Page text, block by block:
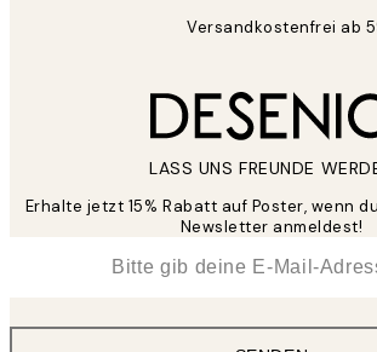
Versandkostenfrei ab
LASS UNS FREUNDE
Erhalte jetzt 15% Rabatt auf Poster, wenn
Newsletter anmeldest!